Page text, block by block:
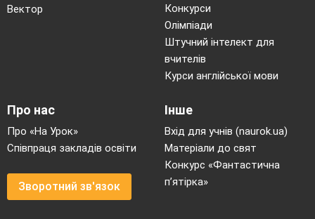
Вектор
Конкурси
Олімпіади
Штучний інтелект для
вчителів
Курси англійської мови
Про нас
Про «На Урок»
Співпраця закладів освіти
Зворотний зв'язок
Інше
Вхід для учнів (naurok.ua)
Матеріали до свят
Конкурс «Фантастична
п’ятірка»